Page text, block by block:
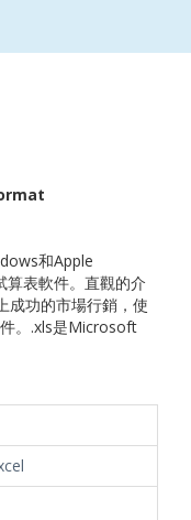
和Apple
表軟件。直觀的介
成功的市場行銷，使
。.xls是Microsoft